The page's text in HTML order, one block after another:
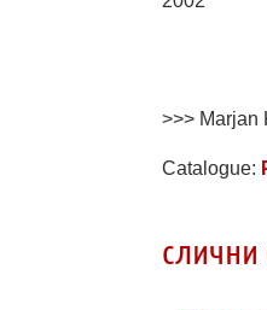
>>> Marjan
Catalogue: